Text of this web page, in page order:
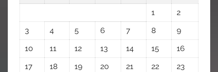
1
2
3
4 5 6 7 8
9
10
11 12 13 14 15
16
17
18 19 20 21 22
23